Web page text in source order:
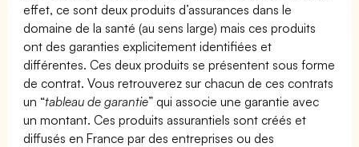
effet, ce sont deux produits d’assurances dans le
domaine de la santé (au sens large) mais ces produits
ont des garanties explicitement identifiées et
différentes. Ces deux produits se présentent sous forme
de contrat. Vous retrouverez sur chacun de ces contrats
un “tableau de garantie” qui associe une garantie avec
un montant. Ces produits assurantiels sont créés et
diffusés en France par des entreprises ou des